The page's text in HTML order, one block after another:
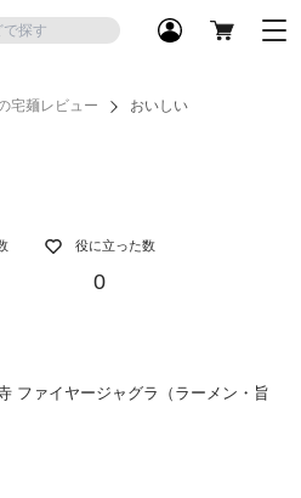
宅麺レビュー おいしい
役に立った数
0
ファイヤージャグラ（ラーメン・旨